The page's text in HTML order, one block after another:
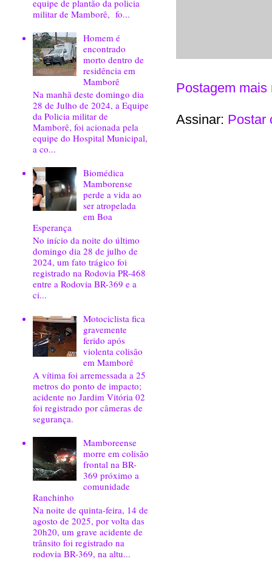
Postagem mais
Assinar: Postar
equipe de plantão da policia
militar de Mamborê, fo...
Homem é
encontrado
morto dentro de
residência em
Mamborê
Na manhã deste domingo dia
28 de Julho de 2024, a Equipe
da Policia militar de
Mamborê, foi acionada pela
equipe do Hospital Municipal,
a co...
Biomédica
Mamborense
perde a vida ao
ser atropelada
em Boa
Esperança
No início da noite do último
domingo dia 28 de julho de
2024, um fato trágico foi
registrado na Rodovia PR-468
entre a Rodovia BR-369 e a
ci...
Motociclista fica
gravemente
ferido após
violenta colisão
em Mamborê
A vítima foi arremessada a 25
metros do ponto de impacto;
acidente no Jardim Vitória 02
foi registrado por câmeras de
segurança.
Mamboreense
morre em colisão
frontal na BR-
369 próximo a
comunidade
Ranchinho
Na noite de quinta-feira, 14 de
agosto de 2025, por volta das
20h20, um grave acidente de
trânsito foi registrado na
rodovia BR-369, na altu...